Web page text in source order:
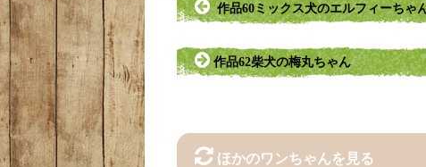
作品60ミックス犬のエルフィーちゃ
作品62柴犬の梅丸ちゃん
ほかのワンちゃんを見る